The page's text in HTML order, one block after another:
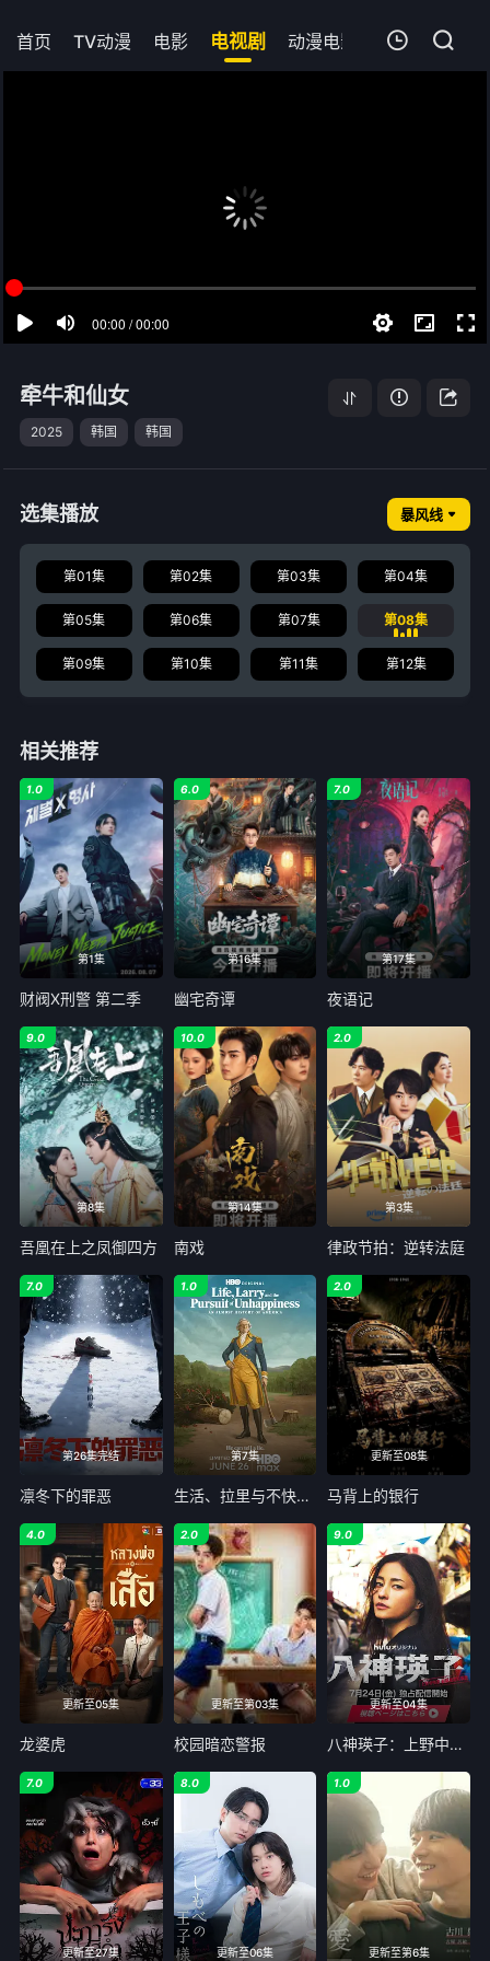
首页 TV动漫 电影 电视剧 动漫电影 短剧 今日
清空
牵牛和仙女
2025 韩国 韩国
选集播放 暴风线
第01集 第02集 第03集 第04集
第05集 第06集 第07集 第08集
第09集 第10集 第11集 第12集
相关推荐
第1集
1.0
财阀X刑警 第二季
第16集
6.0
幽宅奇谭
第17集
7.0
夜语记
第8集
9.0
吾凰在上之凤御四方
第14集
10.0
南戏
第3集
2.0
律政节拍：逆转法庭
第26集完结
7.0
凛冬下的罪恶
第7集
1.0
生活、拉里与不快乐的追求：一部美国史
更新至08集
2.0
马背上的银行
更新至05集
4.0
龙婆虎
更新至第03集
2.0
校园暗恋警报
更新至04集
9.0
八神瑛子：上野中央署组织犯罪对策课
更新至27集
7.0
更新至06集
8.0
更新至第6集
1.0